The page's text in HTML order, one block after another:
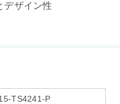
デザイン性
TS4241-P